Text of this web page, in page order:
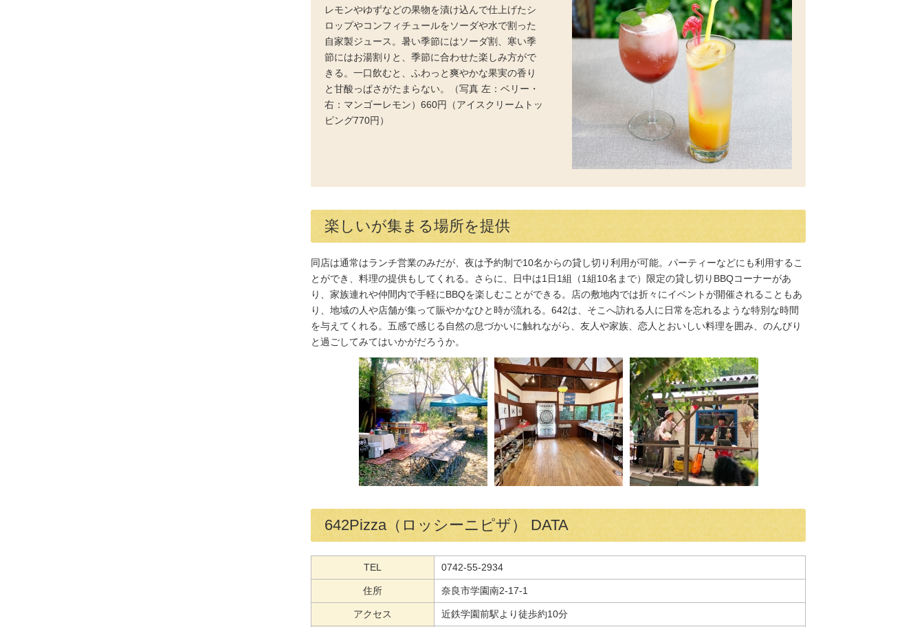
レモンやゆずなどの果物を漬け込んで仕上げたシ
ロップやコンフィチュールをソーダや水で割った
自家製ジュース。暑い季節にはソーダ割、寒い季
節にはお湯割りと、季節に合わせた楽しみ方がで
きる。一口飲むと、ふわっと爽やかな果実の香り
と甘酸っぱさがたまらない。（写真 左：ベリー・
右：マンゴーレモン）660円（アイスクリームトッ
ピング770円）
楽しいが集まる場所を提供
同店は通常はランチ営業のみだが、夜は予約制で10名からの貸し切り利用が可能。パーティーなどにも利用するこ
とができ、料理の提供もしてくれる。さらに、日中は1日1組（1組10名まで）限定の貸し切りBBQコーナーがあ
り、家族連れや仲間内で手軽にBBQを楽しむことができる。店の敷地内では折々にイベントが開催されることもあ
り、地域の人や店舗が集って賑やかなひと時が流れる。642は、そこへ訪れる人に日常を忘れるような特別な時間
を与えてくれる。五感で感じる自然の息づかいに触れながら、友人や家族、恋人とおいしい料理を囲み、のんびり
と過ごしてみてはいかがだろうか。
642Pizza（ロッシーニピザ） DATA
TEL 0742-55-2934
住所 奈良市学園南2-17-1
アクセス 近鉄学園前駅より徒歩約10分